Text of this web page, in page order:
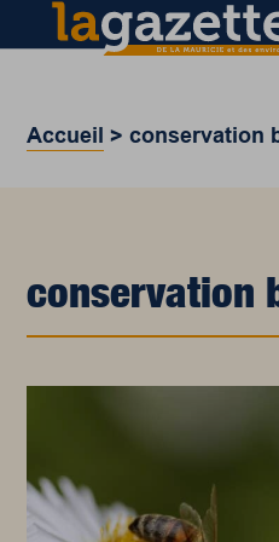
Accueil >conservation
conservation